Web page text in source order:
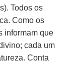
Todos os
Como os
informam que
cada um
Conta